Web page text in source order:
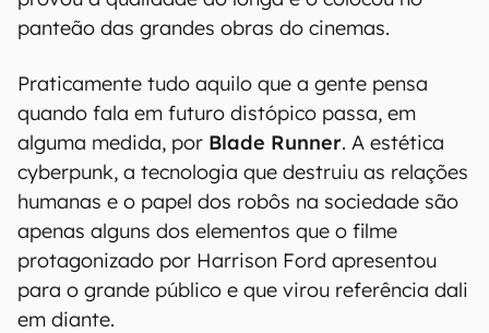
panteão das grandes obras do cinemas.
Praticamente tudo aquilo que a gente pensa
quando fala em futuro distópico passa, em
alguma medida, por Blade Runner. A estética
cyberpunk, a tecnologia que destruiu as relações
humanas e o papel dos robôs na sociedade são
apenas alguns dos elementos que o filme
protagonizado por Harrison Ford apresentou
para o grande público e que virou referência dali
em diante.